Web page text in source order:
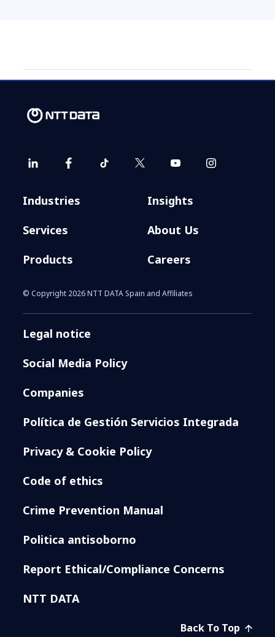
Industries
Services
Products
Insights
About Us
Careers
© Copyright 2026 NTT DATA Spain and Affiliates
Legal notice
Social Media Policy
Companies
Política de Gestión Servicios Integrada
Privacy & Cookie Policy
Code of ethics
Crime Prevention Manual
Politica antisoborno
Report Ethical/Compliance Concerns
NTT DATA
Back To Top